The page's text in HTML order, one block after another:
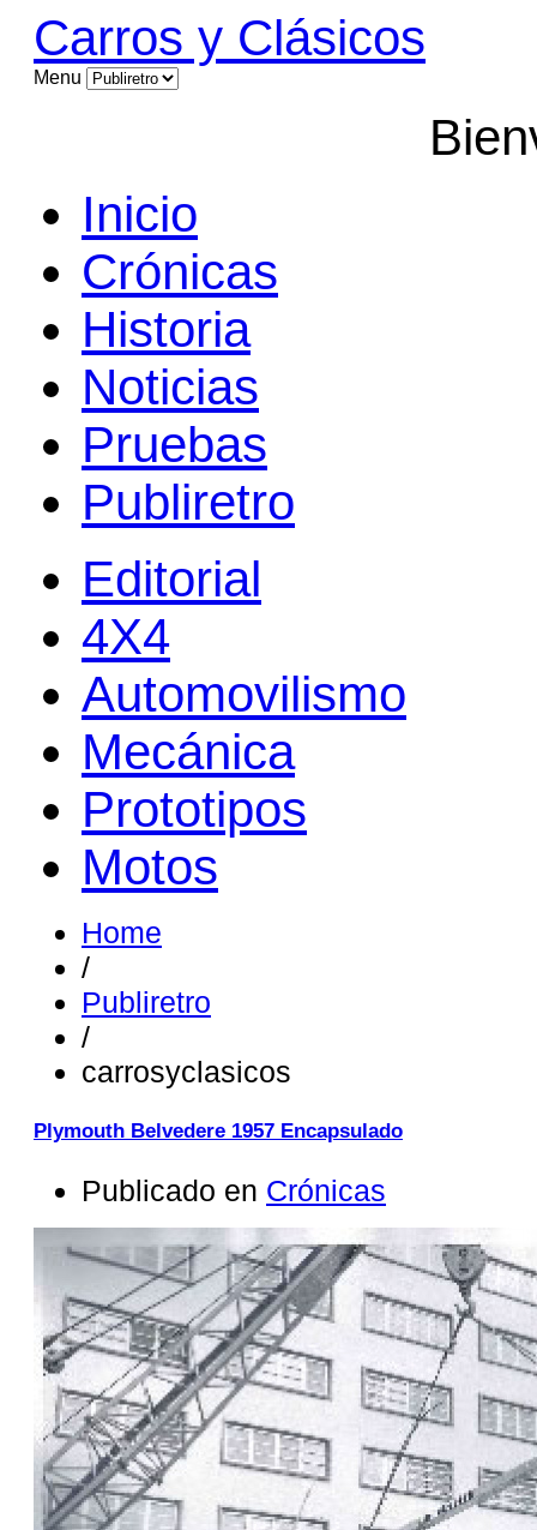
Carros y Clásicos
Menu
Inicio
Crónicas
Historia
Noticias
Pruebas
Publiretro
Editorial
4X4
Automovilismo
Mecánica
Prototipos
Motos
Home
/
Publiretro
/
carrosyclasicos
Plymouth Belvedere 1957 Encapsulado
Publicado en Crónicas